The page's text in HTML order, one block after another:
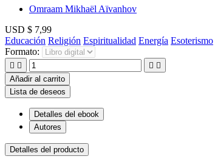
Omraam Mikhaël Aïvanhov
USD $ 7,99
Educación Religión Espiritualidad Energía Esoterismo
Formato:
   
Añadir al carrito
Lista de deseos
Detalles del ebook
Autores
Detalles del producto